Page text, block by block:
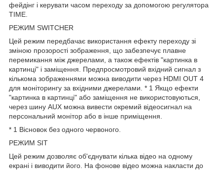
фейдінг і керувати часом переходу за допомогою регулятора
TIME.
РЕЖИМ SWITCHER
Цей режим передбачає використання ефекту переходу зі
зміною прозорості зображення, що забезпечує плавне
перемикання між джерелами, а також ефектів "картинка в
картинці" і заміщення. Предпросмотровий вхідний сигнал з
кількома зображеннями можна виводити через HDMI OUT 4
для моніторингу за вхідними джерелами. * 1 Якщо ефекти
"картинка в картинці" або заміщення не використовуються,
через шину AUX можна вивести окремий відеосигнал на
персональний монітор або в інше приміщення.
* 1 Вісновок без одного червоного.
РЕЖИМ SIT
Цей режим дозволяє об'єднувати кілька відео на одному
екрані і виводити його. На фонове відео можна накласти до